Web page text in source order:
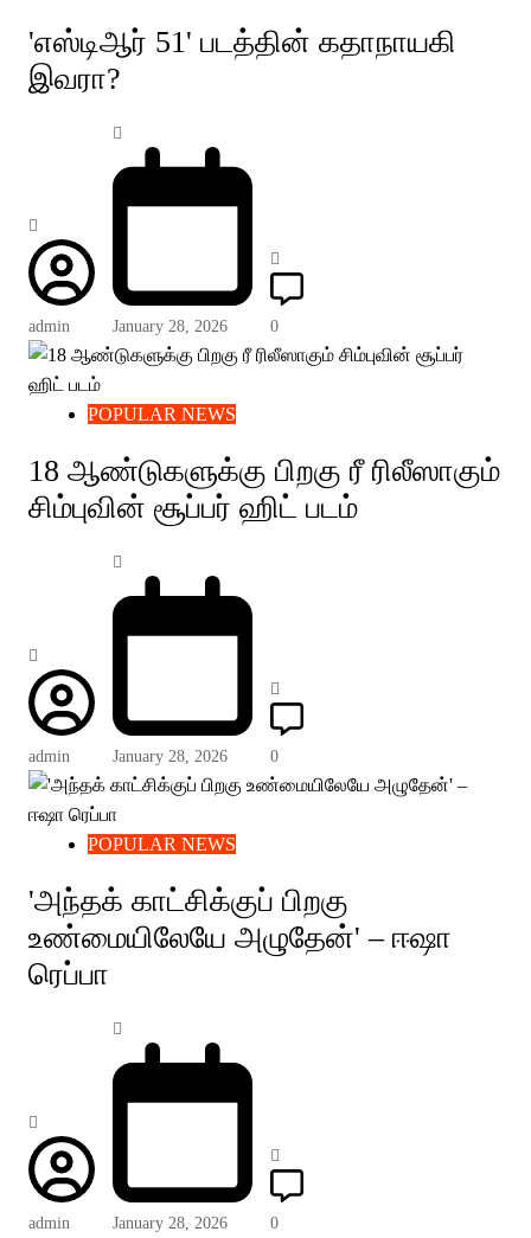
'எஸ்டிஆர் 51' படத்தின் கதாநாயகி
இவரா?
admin January 28, 2026 0
POPULAR NEWS
18 ஆண்டுகளுக்கு பிறகு ரீ ரிலீஸாகும்
சிம்புவின் சூப்பர் ஹிட் படம்
admin January 28, 2026 0
POPULAR NEWS
'அந்தக் காட்சிக்குப் பிறகு
உண்மையிலேயே அழுதேன்' – ஈஷா
ரெப்பா
admin January 28, 2026 0